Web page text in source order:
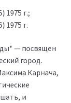
1975 г.;
1975 г.
— посвящен
город.
Карнача,
и